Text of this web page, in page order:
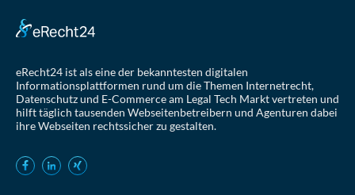
eRecht24 ist als eine der bekanntesten digitalen
Informationsplattformen rund um die Themen Internetrecht,
Datenschutz und E-Commerce am Legal Tech Markt vertreten und
hilft täglich tausenden Webseitenbetreibern und Agenturen dabei
ihre Webseiten rechtssicher zu gestalten.